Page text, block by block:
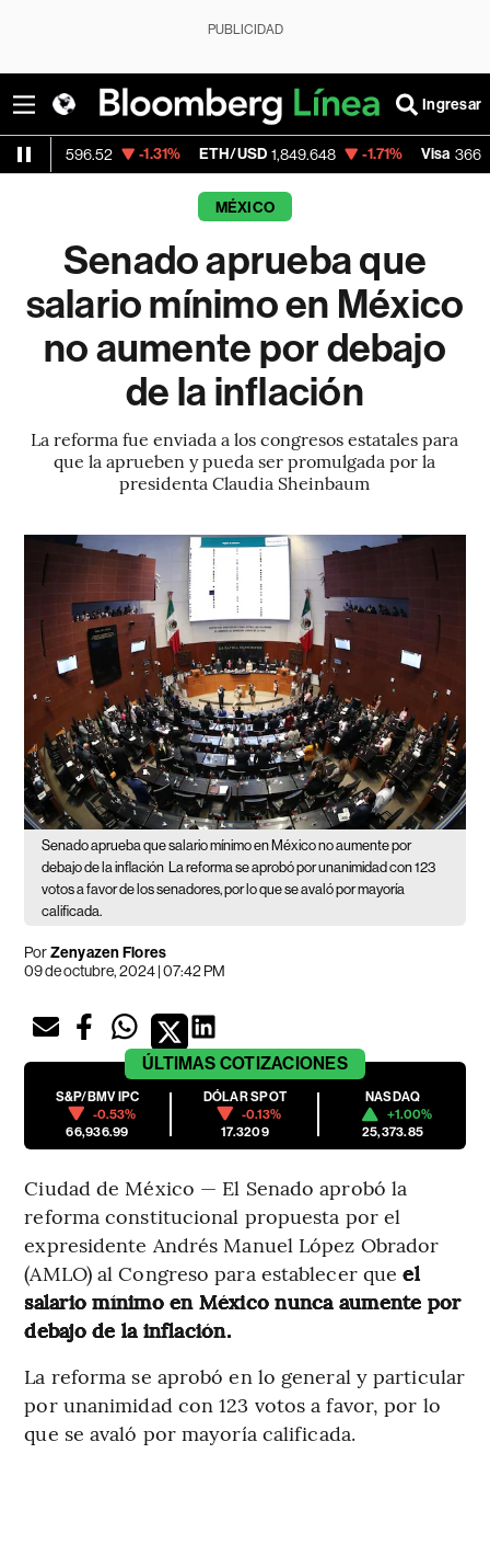
PUBLICIDAD
Ingresar
-1.31% ETH/USD 1,849.648 -1.71% Visa 366.13 -
MÉXICO
Senado aprueba que
salario mínimo en México
no aumente por debajo
de la inflación
La reforma fue enviada a los congresos estatales para
que la aprueben y pueda ser promulgada por la
presidenta Claudia Sheinbaum
Senado aprueba que salario mínimo en México no aumente por
debajo de la inflación
La reforma se aprobó por unanimidad con 123
votos a favor de los senadores, por lo que se avaló por mayoría
calificada.
PorZenyazen Flores
09 de octubre, 2024 | 07:42 PM
ÚLTIMAS COTIZACIONES
S&P/BMV IPC
-0.53%
66,936.99
DÓLAR SPOT
-0.13%
17.3209
NASDAQ
+1.00%
25,373.85
Ciudad de México — El Senado aprobó la
reforma constitucional propuesta por el
expresidente Andrés Manuel López Obrador
(AMLO) al Congreso para establecer queel
salario mínimo en México nunca aumente por
debajo de la inflación.
La reforma se aprobó en lo general y particular
por unanimidad con 123 votos a favor, por lo
que se avaló por mayoría calificada.